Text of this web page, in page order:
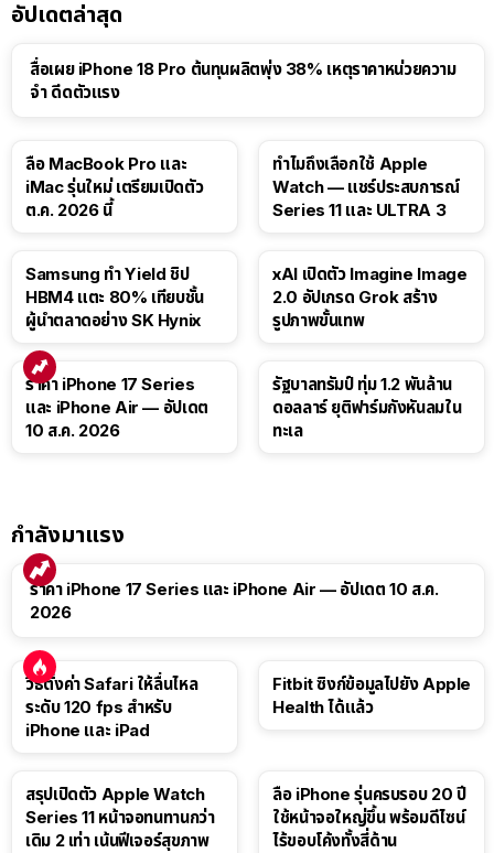
อัปเดตล่าสุด
สื่อเผย iPhone 18 Pro ต้นทุนผลิตพุ่ง 38% เหตุราคาหน่วยความ
จำ ดีดตัวแรง
ลือ MacBook Pro และ
iMac รุ่นใหม่ เตรียมเปิดตัว
ต.ค. 2026 นี้
ทำไมถึงเลือกใช้ Apple
Watch — แชร์ประสบการณ์
Series 11 และ ULTRA 3
Samsung ทำ Yield ชิป
HBM4 แตะ 80% เทียบชั้น
ผู้นำตลาดอย่าง SK Hynix
xAI เปิดตัว Imagine Image
2.0 อัปเกรด Grok สร้าง
รูปภาพขั้นเทพ
ราคา iPhone 17 Series
และ iPhone Air — อัปเดต
10 ส.ค. 2026
รัฐบาลทรัมป์ ทุ่ม 1.2 พันล้าน
ดอลลาร์ ยุติฟาร์มกังหันลมใน
ทะเล
กำลังมาแรง
ราคา iPhone 17 Series และ iPhone Air — อัปเดต 10 ส.ค.
2026
วิธีตั้งค่า Safari ให้ลื่นไหล
ระดับ 120 fps สำหรับ
iPhone และ iPad
Fitbit ซิงก์ข้อมูลไปยัง Apple
Health ได้แล้ว
สรุปเปิดตัว Apple Watch
Series 11 หน้าจอทนทานกว่า
เดิม 2 เท่า เน้นฟีเจอร์สุขภาพ
ลือ iPhone รุ่นครบรอบ 20 ปี
ใช้หน้าจอใหญ่ขึ้น พร้อมดีไซน์
ไร้ขอบโค้งทั้งสี่ด้าน